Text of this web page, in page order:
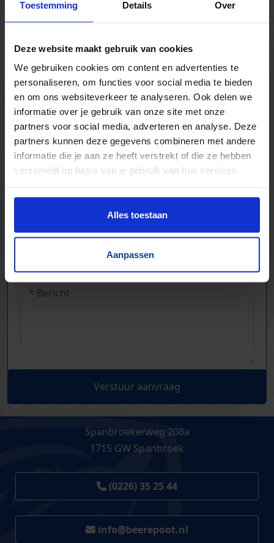
Toestemming Details Over
Deze website maakt gebruik van cookies
We gebruiken cookies om content en advertenties te
personaliseren, om functies voor social media te bieden
en om ons websiteverkeer te analyseren. Ook delen we
informatie over je gebruik van onze site met onze
partners voor social media, adverteren en analyse. Deze
partners kunnen deze gegevens combineren met andere
informatie die je aan ze heeft verstrekt of die ze hebben
verzameld op basis van je gebruik van hun services.
Alles toestaan
Aanpassen
Zwaartekracht en aangedreven
Nieuw & gebruikt
Voor talloze toepassingen
Pakjes, doosjes, kratjes, pallets…
Verstuur aanvraag
Spanbroekerweg 208a
1715 GW Spanbroek
(0226) 35 25 44
info@beerepoot.nl